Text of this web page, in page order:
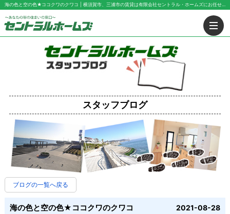
海の色と空の色★ココクワのクワコ | 横須賀市、三浦市の賃貸は有限会社セントラル・ホームズにお任せ下さい！
スタッフブログ
ブログの一覧へ戻る
海の色と空の色★ココクワのクワコ 2021-08-28